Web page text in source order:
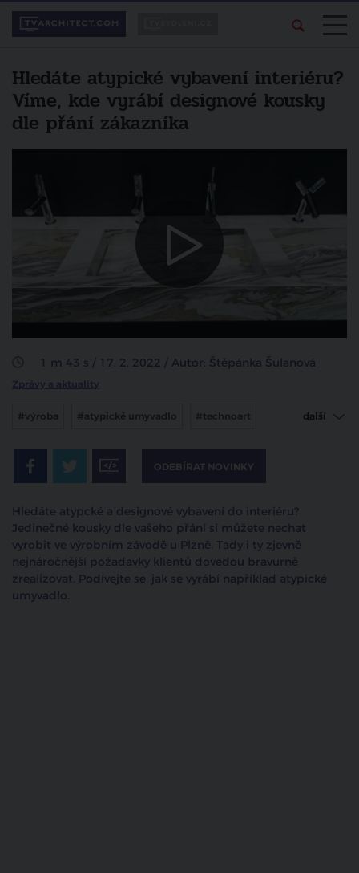
Hledáte atypické vybavení interiéru?
Víme, kde vyrábí designové kousky
dle přání zákazníka
1 m 43 s / 17. 2. 2022 / Autor: Štěpánka Šulanová
Zprávy a aktuality
#výroba #atypické umyvadlo #technoart další
ODEBÍRAT NOVINKY
Hledáte atypcké a designové vybavení do interiéru?
Jedinečné kousky dle vašeho přání si můžete nechat
vyrobit ve výrobním závodě u Plzně. Tady i ty zjevně
nejnáročnější požadavky klientů dovedou bravurně
zrealizovat. Podívejte se, jak se vyrábí například atypické
umyvadlo.